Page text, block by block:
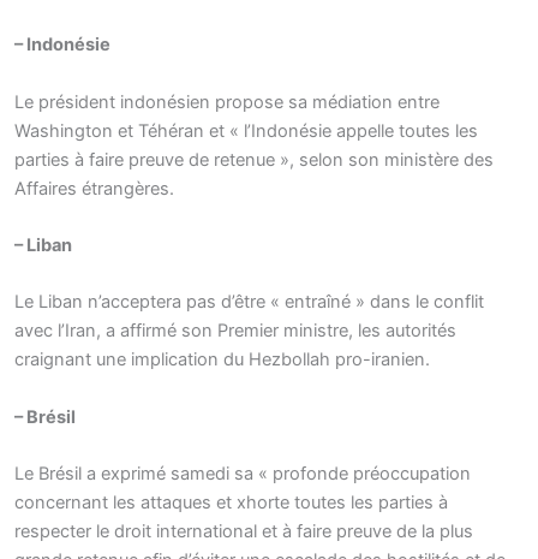
– Indonésie
Le président indonésien propose sa médiation entre
Washington et Téhéran et « l’Indonésie appelle toutes les
parties à faire preuve de retenue », selon son ministère des
Affaires étrangères.
– Liban
Le Liban n’acceptera pas d’être « entraîné » dans le conflit
avec l’Iran, a affirmé son Premier ministre, les autorités
craignant une implication du Hezbollah pro-iranien.
– Brésil
Le Brésil a exprimé samedi sa « profonde préoccupation
concernant les attaques et xhorte toutes les parties à
respecter le droit international et à faire preuve de la plus